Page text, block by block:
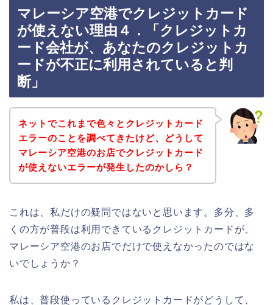
マレーシア空港でクレジットカード
が使えない理由４．「クレジットカ
ード会社が、あなたのクレジットカ
ードが不正に利用されていると判
断」
ネットでこれまで色々とクレジットカード
エラーのことを調べてきたけど、どうして
マレーシア空港のお店でクレジットカード
が使えないエラーが発生したのかしら？
これは、私だけの疑問ではないと思います。多分、多
くの方が普段は利用できているクレジットカードが、
マレーシア空港のお店でだけで使えなかったのではな
いでしょうか？
私は、普段使っているクレジットカードがどうして、